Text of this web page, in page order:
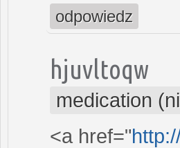
odpowiedz
hjuvltoqw
medication
<a href="